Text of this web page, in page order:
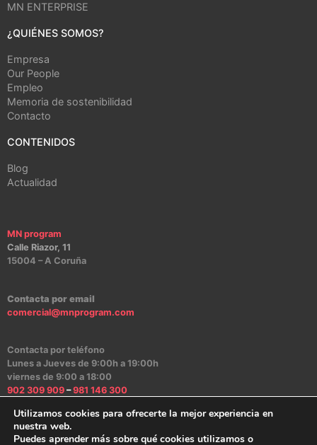
MN ENTERPRISE
¿QUIÉNES SOMOS?
Empresa
Our People
Empleo
Memoria de sostenibilidad
Contacto
CONTENIDOS
Blog
Actualidad
MN program
Calle Riazor, 11
15004 – A Coruña
Contacta por email
comercial@mnprogram.com
Contacta por teléfono
Lunes a Jueves de 9:00h a 19:00h
viernes de 9:00 a 18:00
902 309 909 –981 146 300
Aviso Legal|Política de Privacidad |Política de Cookies| Canal Ético
Utilizamos cookies para ofrecerte la mejor experiencia en
nuestra web.
Puedes aprender más sobre qué cookies utilizamos o